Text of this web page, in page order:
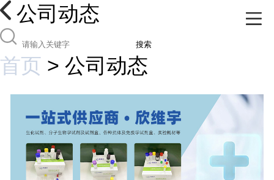
公司动态
搜索
首页 > 公司动态